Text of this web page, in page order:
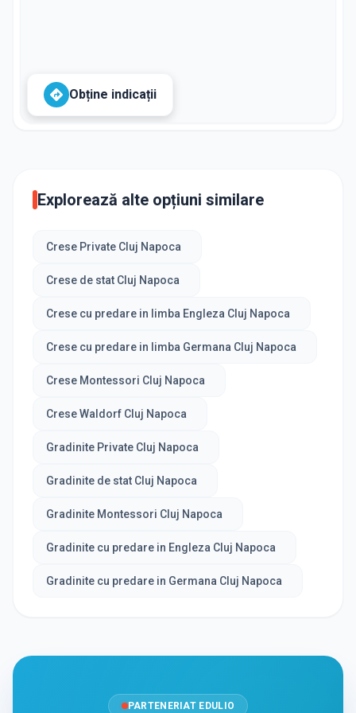
Obține indicații
Explorează alte opțiuni similare
Crese Private Cluj Napoca
Crese de stat Cluj Napoca
Crese cu predare in limba Engleza Cluj Napoca
Crese cu predare in limba Germana Cluj Napoca
Crese Montessori Cluj Napoca
Crese Waldorf Cluj Napoca
Gradinite Private Cluj Napoca
Gradinite de stat Cluj Napoca
Gradinite Montessori Cluj Napoca
Gradinite cu predare in Engleza Cluj Napoca
Gradinite cu predare in Germana Cluj Napoca
PARTENERIAT EDULIO